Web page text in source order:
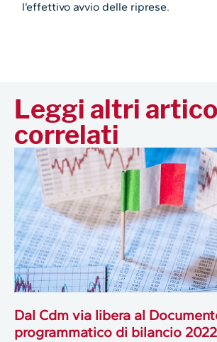
l’effettivo avvio delle riprese.
Leggi altri
correlati
Dal Cdm via libera al
programmatico di bilancio 2022